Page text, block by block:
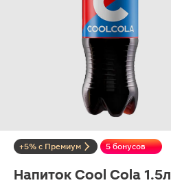
+5% с Премиум 5 бонусов
Напиток Cool Cola 1.5л